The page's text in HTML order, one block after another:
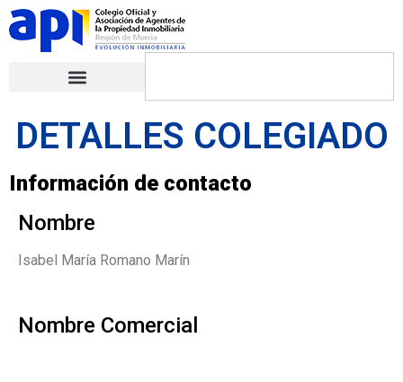
DETALLES COLEGIADO
Información de contacto
Nombre
Isabel María Romano Marín
Nombre Comercial